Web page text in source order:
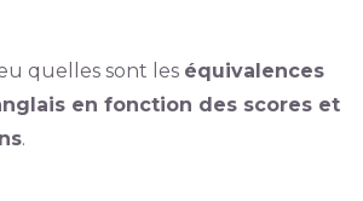
quelles sont les équivalences
en fonction des scores et
.